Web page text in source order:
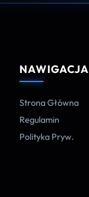
NAWIGACJA
Strona Główna
Regulamin
Polityka Pryw.